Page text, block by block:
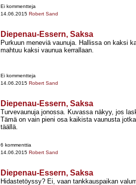
Ei kommentteja
14.06.2015 Robert Sand
Diepenau-Essern, Saksa
Purkuun meneviä vaunuja. Hallissa on kaksi
mahtuu kaksi vaunua kerrallaan.
Ei kommentteja
14.06.2015 Robert Sand
Diepenau-Essern, Saksa
Turvevaunuja jonossa. Kuvassa näkyy, jos
Tämä on vain pieni osa kaikista vaunusta
täällä.
6 kommenttia
14.06.2015 Robert Sand
Diepenau-Essern, Saksa
Hidastetöyssy? Ei, vaan tankkauspaikan